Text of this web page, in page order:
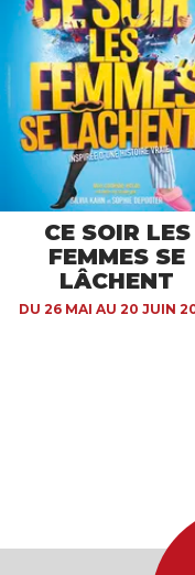
CE SOIR LES
FEMMES SE
LÂCHENT
DU 26 MAI AU 20 JUIN